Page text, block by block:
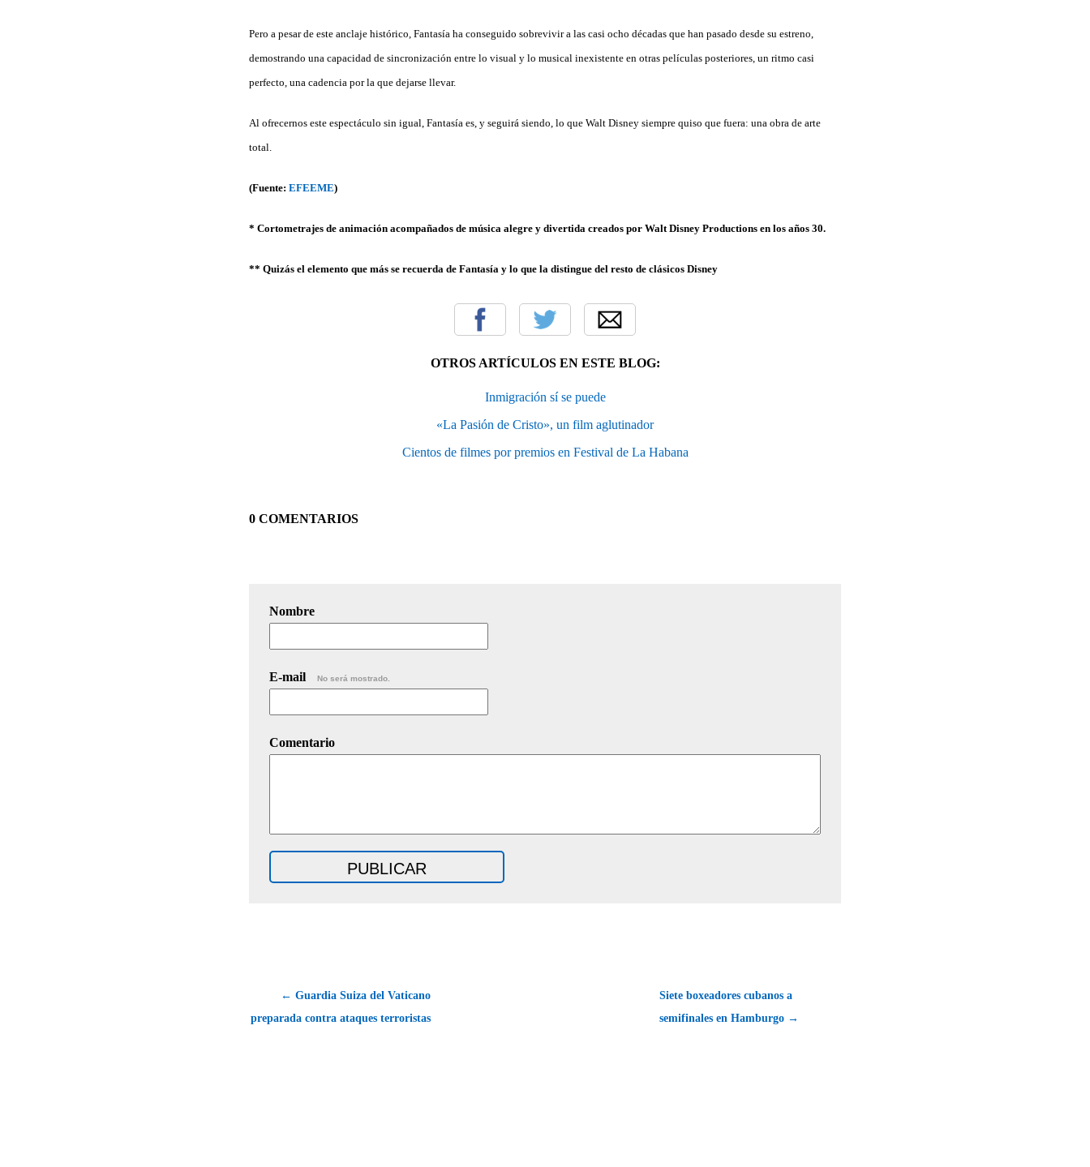
Pero a pesar de este anclaje histórico, Fantasía ha conseguido sobrevivir a las casi ocho décadas que han pasado desde su estreno,
demostrando una capacidad de sincronización entre lo visual y lo musical inexistente en otras películas posteriores, un ritmo casi
perfecto, una cadencia por la que dejarse llevar.
Al ofrecernos este espectáculo sin igual, Fantasía es, y seguirá siendo, lo que Walt Disney siempre quiso que fuera: una obra de arte
total.
(Fuente: EFEEME)
* Cortometrajes de animación acompañados de música alegre y divertida creados por Walt Disney Productions en los años 30.
** Quizás el elemento que más se recuerda de Fantasía y lo que la distingue del resto de clásicos Disney
OTROS ARTÍCULOS EN ESTE BLOG:
Inmigración sí se puede
«La Pasión de Cristo», un film aglutinador
Cientos de filmes por premios en Festival de La Habana
0 COMENTARIOS
Nombre
E-mail No será mostrado.
Comentario
← Guardia Suiza del Vaticano
preparada contra ataques terroristas
Siete boxeadores cubanos a
semifinales en Hamburgo →